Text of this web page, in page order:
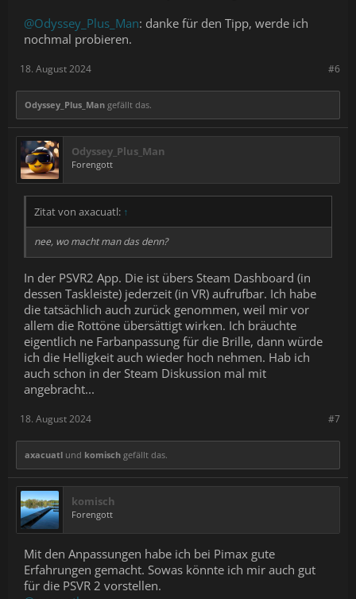
@Odyssey_Plus_Man: danke für den Tipp, werde ich
nochmal probieren.
#6
18. August 2024
Odyssey_Plus_Man gefällt das.
Odyssey_Plus_Man
Forengott
Zitat von axacuatl: ↑
nee, wo macht man das denn?
In der PSVR2 App. Die ist übers Steam Dashboard (in
dessen Taskleiste) jederzeit (in VR) aufrufbar. Ich habe
die tatsächlich auch zurück genommen, weil mir vor
allem die Rottöne übersättigt wirken. Ich bräuchte
eigentlich ne Farbanpassung für die Brille, dann würde
ich die Helligkeit auch wieder hoch nehmen. Hab ich
auch schon in der Steam Diskussion mal mit
angebracht...
#7
18. August 2024
axacuatl und komisch gefällt das.
komisch
Forengott
Mit den Anpassungen habe ich bei Pimax gute
Erfahrungen gemacht. Sowas könnte ich mir auch gut
für die PSVR 2 vorstellen.